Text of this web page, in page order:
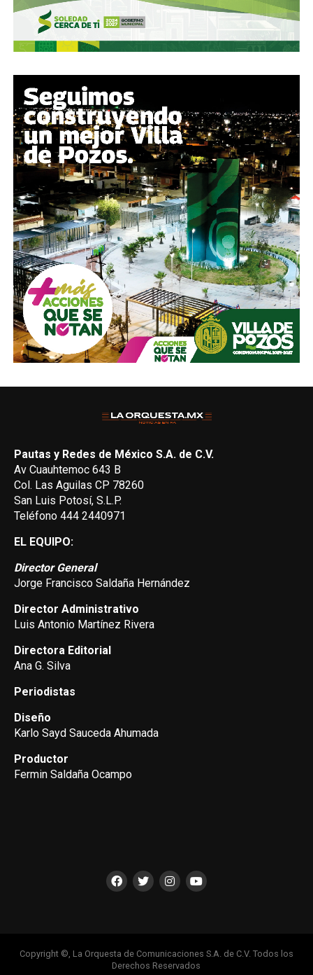
Pautas y Redes de México S.A. de C.V.
Av Cuauhtemoc 643 B
Col. Las Aguilas CP 78260
San Luis Potosí, S.L.P.
Teléfono 444 2440971
EL EQUIPO:
Director General
Jorge Francisco Saldaña Hernández
Director Administrativo
Luis Antonio Martínez Rivera
Directora Editorial
Ana G. Silva
Periodistas
Diseño
Karlo Sayd Sauceda Ahumada
Productor
Fermin Saldaña Ocampo
Copyright ©, La Orquesta de Comunicaciones S.A. de C.V. Todos los
Derechos Reservados